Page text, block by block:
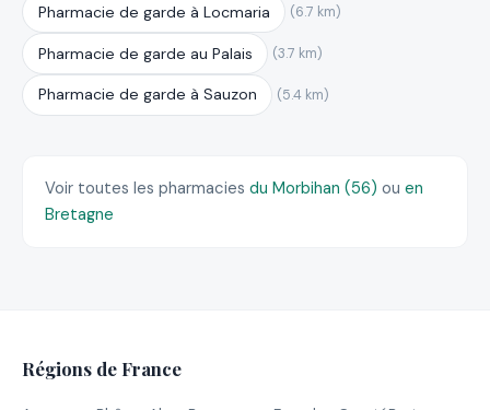
Pharmacie de garde à Locmaria (6.7 km)
Pharmacie de garde au Palais (3.7 km)
Pharmacie de garde à Sauzon (5.4 km)
Voir toutes les pharmacies du Morbihan (56) ou en
Bretagne
Régions de France